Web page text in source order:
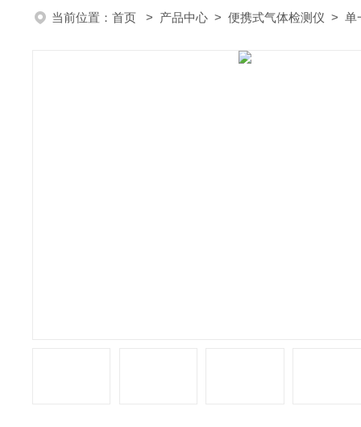
当前位置： 首页 > 产品中心 > 便携式气体检测仪 > 单